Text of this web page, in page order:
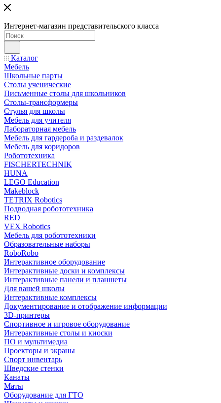
Интернет-магазин представительского класса
Каталог
Мебель
Школьные парты
Столы ученические
Письменные столы для школьников
Столы-трансформеры
Стулья для школы
Мебель для учителя
Лабораторная мебель
Мебель для гардероба и раздевалок
Мебель для коридоров
Робототехника
FISCHERTECHNIK
HUNA
LEGO Education
Makeblock
TETRIX Robotics
Подводная робототехника
RED
VEX Robotics
Мебель для робототехники
Образовательные наборы
RoboRobo
Интерактивное оборудование
Интерактивные доски и комплексы
Интерактивные панели и планшеты
Для вашей школы
Интерактивные комплексы
Документирование и отображение информации
3D-принтеры
Спортивное и игровое оборудование
Интерактивные столы и киоски
ПО и мультимедиа
Проекторы и экраны
Спорт инвентарь
Шведские стенки
Канаты
Маты
Оборудование для ГТО